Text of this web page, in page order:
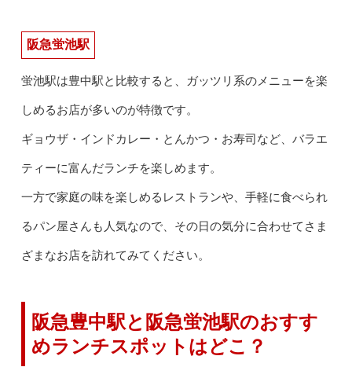
阪急蛍池駅
蛍池駅は豊中駅と比較すると、ガッツリ系のメニューを楽
しめるお店が多いのが特徴です。
ギョウザ・インドカレー・とんかつ・お寿司など、バラエ
ティーに富んだランチを楽しめます。
一方で家庭の味を楽しめるレストランや、手軽に食べられ
るパン屋さんも人気なので、その日の気分に合わせてさま
ざまなお店を訪れてみてください。
阪急豊中駅と阪急蛍池駅のおすす
めランチスポットはどこ？